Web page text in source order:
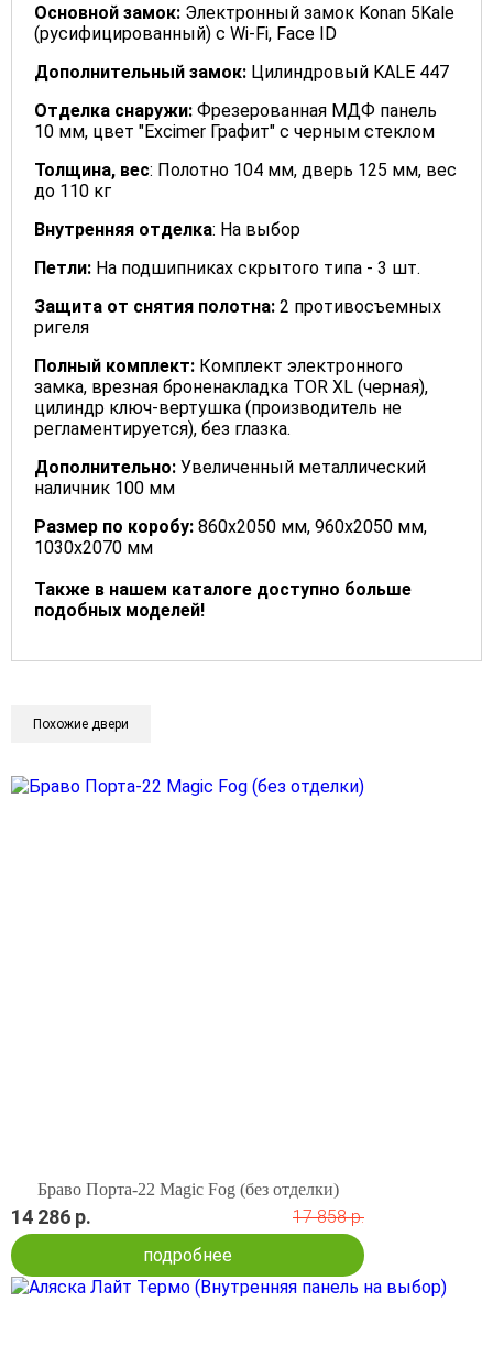
Основной замок: Электронный замок Konan 5Kale
(русифицированный) с Wi-Fi, Face ID
Дополнительный замок: Цилиндровый KALE 447
Отделка снаружи: Фрезерованная МДФ панель
10 мм, цвет "Excimer Графит" с черным стеклом
Толщина, вес: Полотно 104 мм, дверь 125 мм, вес
до 110 кг
Внутренняя отделка: На выбор
Петли: На подшипниках скрытого типа - 3 шт.
Защита от снятия полотна: 2 противосъемных
ригеля
Полный комплект: Комплект электронного
замка, врезная броненакладка TOR XL (черная),
цилиндр ключ-вертушка (производитель не
регламентируется), без глазка.
Дополнительно: Увеличенный металлический
наличник 100 мм
Размер по коробу: 860х2050 мм, 960х2050 мм,
1030х2070 мм
Также в нашем каталоге доступно больше
подобных моделей!
Похожие двери
Браво Порта-22 Magic Fog (без отделки)
14 286 р.
17 858 р.
подробнее